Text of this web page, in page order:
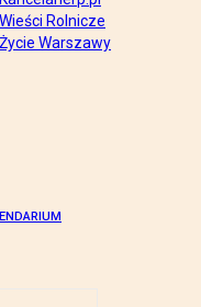
Wieści Rolnicze
Życie Warszawy